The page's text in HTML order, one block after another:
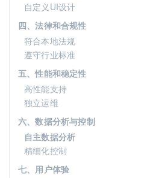
自定义UI设计
四、法律和合规性
符合本地法规
遵守行业标准
五、性能和稳定性
高性能支持
独立运维
六、数据分析与控制
自主数据分析
精细化控制
七、用户体验